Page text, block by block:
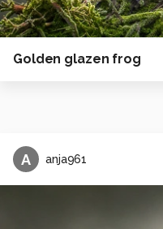
Golden glazen frog
A anja961